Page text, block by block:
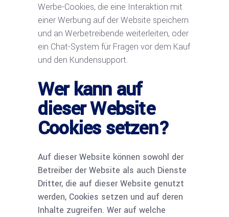
Werbe-Cookies, die eine Interaktion mit
einer Werbung auf der Website speichern
und an Werbetreibende weiterleiten, oder
ein Chat-System für Fragen vor dem Kauf
und den Kundensupport.
Wer kann auf
dieser Website
Cookies setzen?
Auf dieser Website können sowohl der
Betreiber der Website als auch Dienste
Dritter, die auf dieser Website genutzt
werden, Cookies setzen und auf deren
Inhalte zugreifen. Wer auf welche